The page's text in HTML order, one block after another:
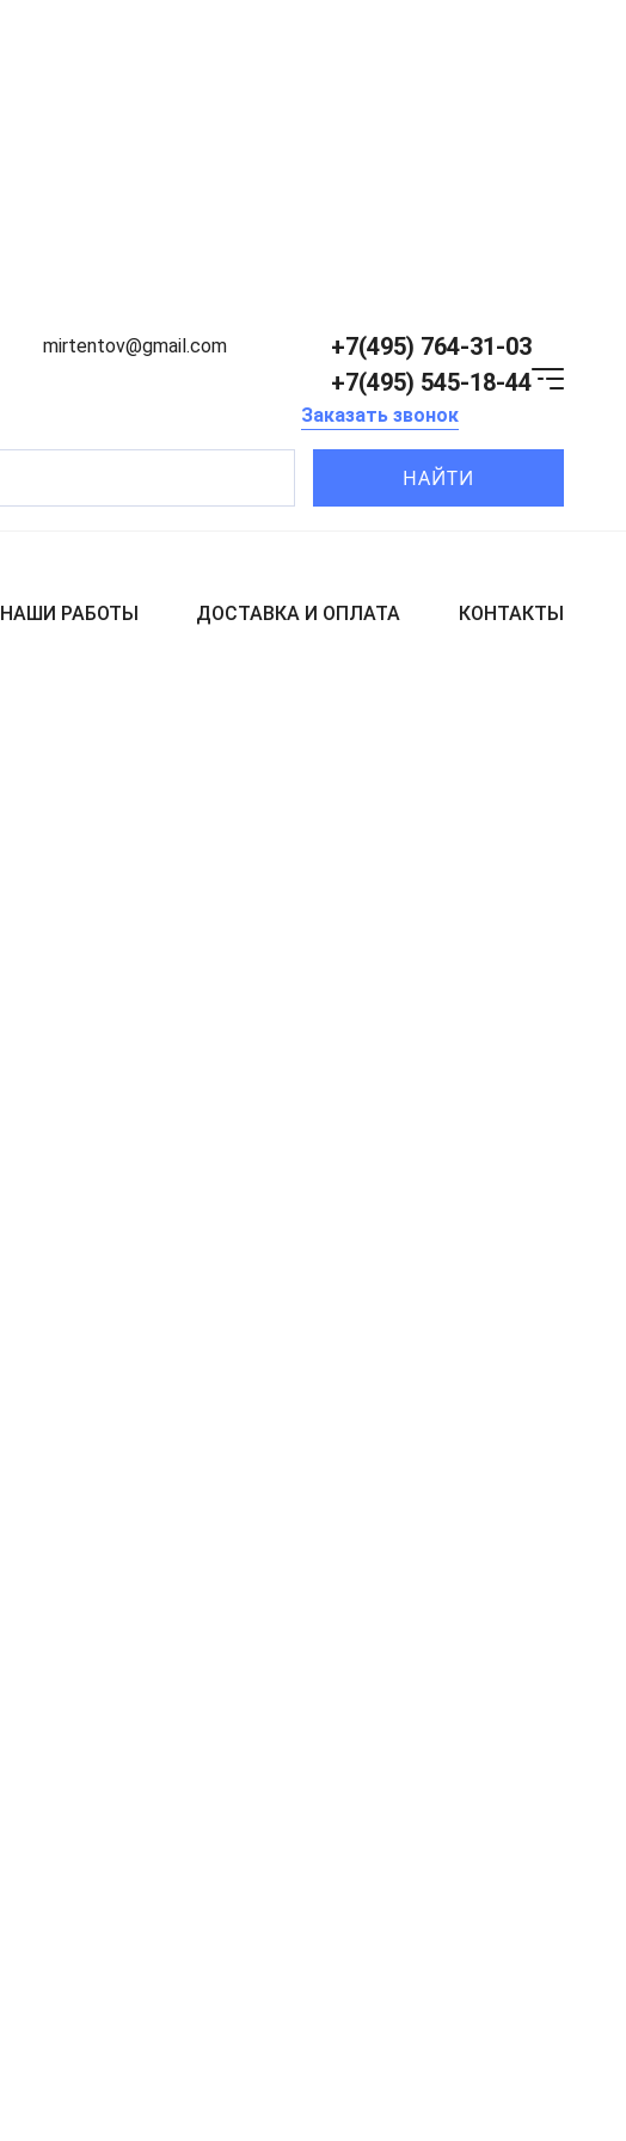
mirtentov@gmail.com
+7(495) 764-31-03
+7(495) 545-18-44
Заказать звонок
НАЙТИ
НАШИ РАБОТЫ ДОСТАВКА И ОПЛАТА КОНТАКТЫ